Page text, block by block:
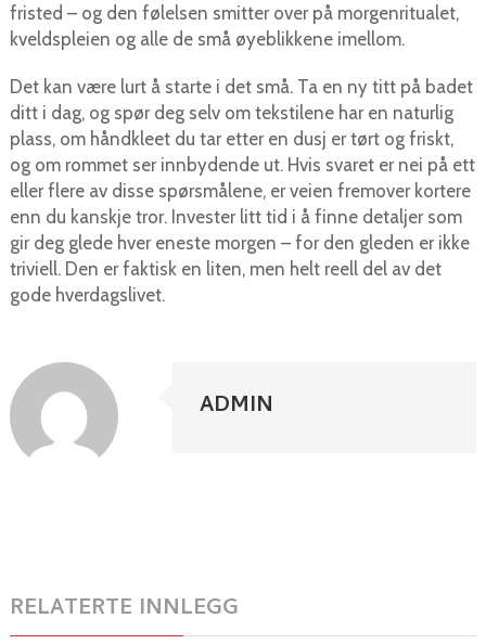
fristed – og den følelsen smitter over på morgenritualet,
kveldspleien og alle de små øyeblikkene imellom.
Det kan være lurt å starte i det små. Ta en ny titt på badet
ditt i dag, og spør deg selv om tekstilene har en naturlig
plass, om håndkleet du tar etter en dusj er tørt og friskt,
og om rommet ser innbydende ut. Hvis svaret er nei på ett
eller flere av disse spørsmålene, er veien fremover kortere
enn du kanskje tror. Invester litt tid i å finne detaljer som
gir deg glede hver eneste morgen – for den gleden er ikke
triviell. Den er faktisk en liten, men helt reell del av det
gode hverdagslivet.
ADMIN
RELATERTE INNLEGG